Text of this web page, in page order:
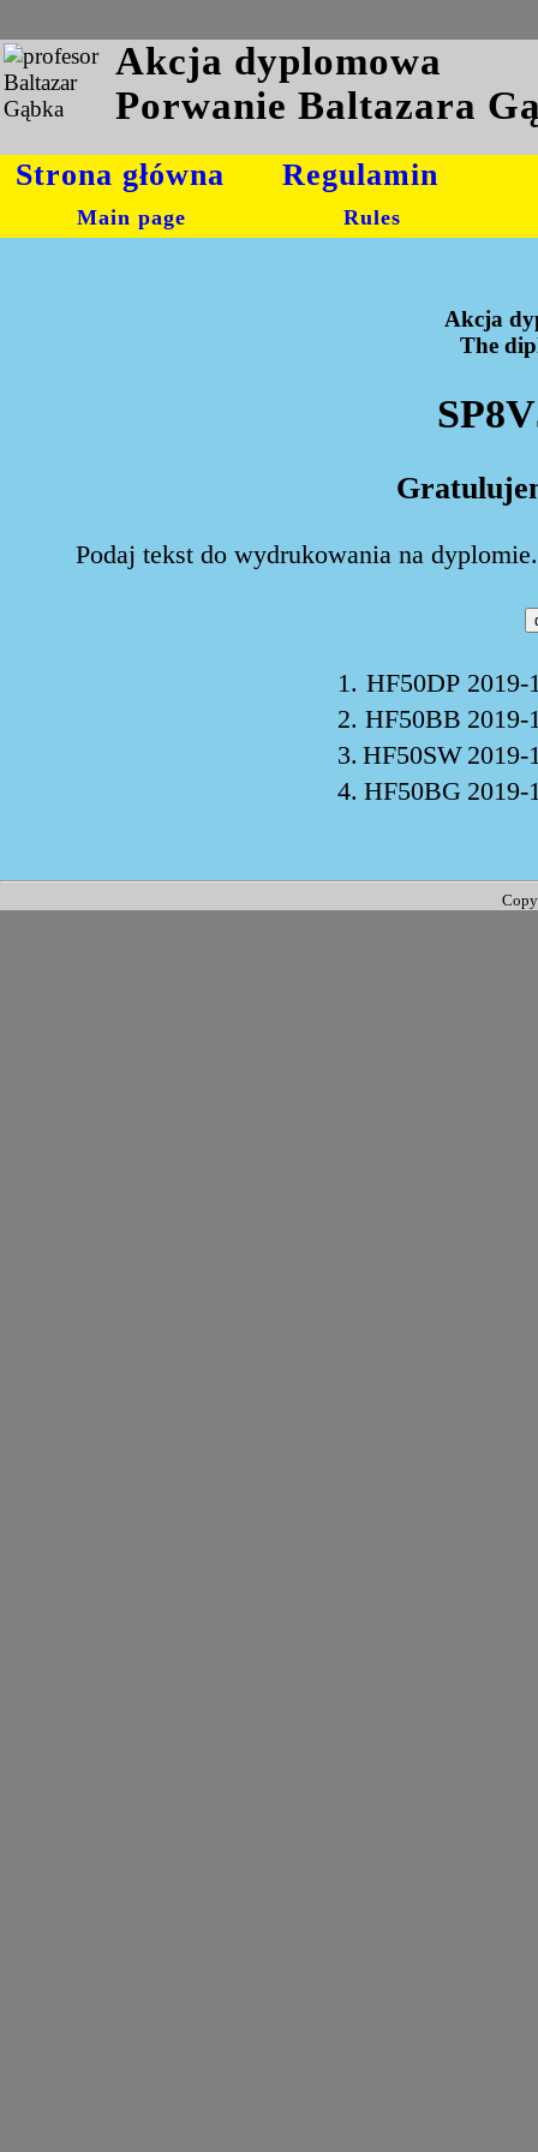
Akcja dyplomowa
Porwanie Baltazara
Strona główna
Main page
Regulamin
Rules
Akcja
The
Podaj tekst do wydrukowania na
1. HF50DP 2019-
2. HF50BB 2019-
3. HF50SW 2019-
4. HF50BG 2019-